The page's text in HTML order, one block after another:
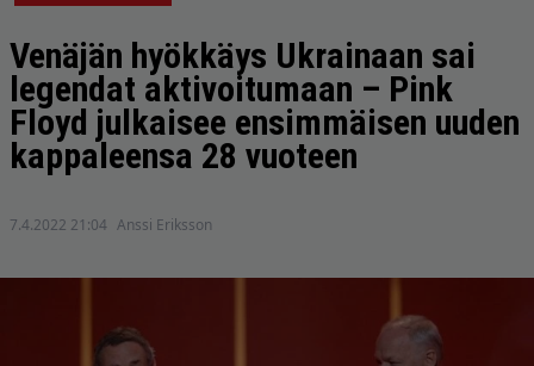
Venäjän hyökkäys Ukrainaan sai
legendat aktivoitumaan – Pink
Floyd julkaisee ensimmäisen uuden
kappaleensa 28 vuoteen
7.4.2022 21:04 Anssi Eriksson